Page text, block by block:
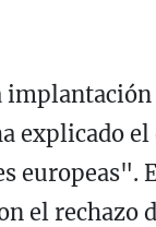
explicado
europeas".
el rechazo